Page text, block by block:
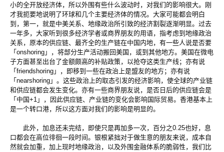
小的全开放经济体，所以外围有些什么波动时，对我们的影响很大。刚
才我扼要地说明了环球和几个主要经济体的情况。大家可能都会明白
到，第一，就是中美关系、地缘政治所引致的经济割裂逐渐明显。过去
一年多，大家听到很多经济学者或商界朋友的用语，指考虑到地缘政治
关系，原本的供应链、最齐全的生产链在中国内地，有一些人说是否要
「onshoring」，将部分生产活动搬回美国，或到其他地方。美国在微电
子方面甚至出台了金额颇高的补贴政策，以抢夺这类生产线；亦有说
「friendshoring」，即移到一些在政治上是盟友的地方；亦有说
「nearshoring」。这些政治上的取态引发的经济影响，使全球的产业链
和供应链都会发生变化。亦有一些商界朋友说，是否日后的供应链会是
「中国+1」，因此供应链、产业链的变化会影响国际贸易。香港基本上
是一个转口港，所以这方面对我们的影响是明显的。
此外，加息还未完结，即使只是再加多一次，百分之0.25也好，息
口都会在高位徘徊一段时间。银根紧拙对于做生意的朋友来说，成本自
然就会加重，加上现时地缘政治，以及外围金融体系的脆弱性，我们比